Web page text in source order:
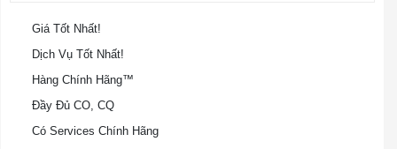
Giá Tốt Nhất!
Dịch Vụ Tốt Nhất!
Hàng Chính Hãng™
Đầy Đủ CO, CQ
Có Services Chính Hãng